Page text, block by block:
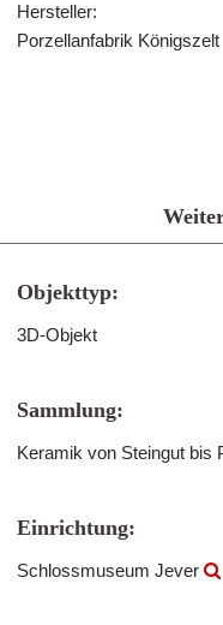
Hersteller:
Porzellanfabrik Königszelt
Objekttyp:
3D-Objekt
Sammlung:
Keramik von Steingut bis
Einrichtung:
Schlossmuseum Jever